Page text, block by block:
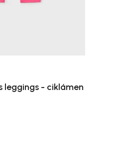
leggings - ciklámen